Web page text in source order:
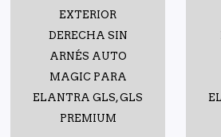
EXTERIOR
DERECHA SIN
ARNÉS AUTO
MAGIC PARA
ELANTRA GLS, GLS
PREMIUM